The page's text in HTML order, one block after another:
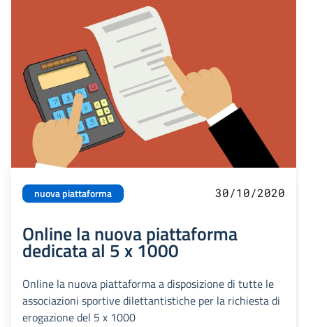
nuova piattaforma 30/10/2020
Online la nuova piattaforma
dedicata al 5 x 1000
Online la nuova piattaforma a disposizione di tutte le
associazioni sportive dilettantistiche per la richiesta di
erogazione del 5 x 1000